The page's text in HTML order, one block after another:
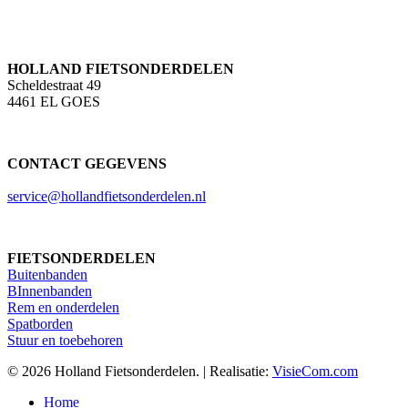
HOLLAND FIETSONDERDELEN
Scheldestraat 49
4461 EL GOES
CONTACT GEGEVENS
service@hollandfietsonderdelen.nl
FIETSONDERDELEN
Buitenbanden
BInnenbanden
Rem en onderdelen
Spatborden
Stuur en toebehoren
© 2026 Holland Fietsonderdelen. | Realisatie: VisieCom.com
Close
Home